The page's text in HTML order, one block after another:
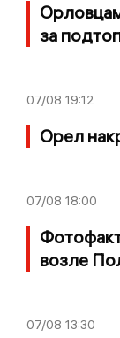
за
07/08 19:12
Орел
07/08 18:00
возле
07/08 13:30